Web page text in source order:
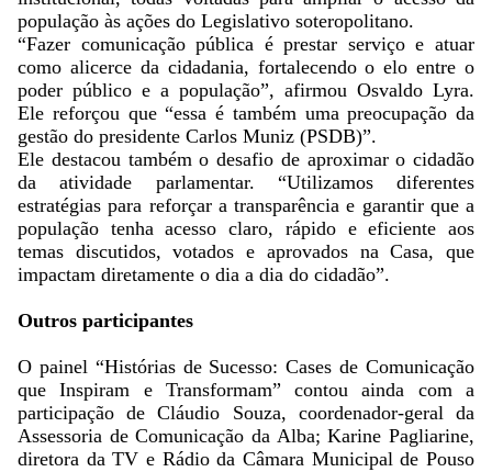
população às ações do Legislativo soteropolitano.
“Fazer comunicação pública é prestar serviço e atuar
como alicerce da cidadania, fortalecendo o elo entre o
poder público e a população”, afirmou Osvaldo Lyra.
Ele reforçou que “essa é também uma preocupação da
gestão do presidente Carlos Muniz (PSDB)”.
Ele destacou também o desafio de aproximar o cidadão
da atividade parlamentar. “Utilizamos diferentes
estratégias para reforçar a transparência e garantir que a
população tenha acesso claro, rápido e eficiente aos
temas discutidos, votados e aprovados na Casa, que
impactam diretamente o dia a dia do cidadão”.
Outros participantes
O painel “Histórias de Sucesso: Cases de Comunicação
que Inspiram e Transformam” contou ainda com a
participação de Cláudio Souza, coordenador-geral da
Assessoria de Comunicação da Alba; Karine Pagliarine,
diretora da TV e Rádio da Câmara Municipal de Pouso